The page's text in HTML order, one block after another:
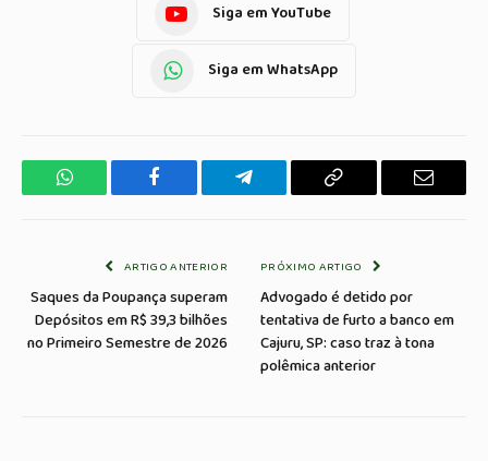
Siga em YouTube
Siga em WhatsApp
WhatsApp Facebook Telegrama Copiar
E-
ARTIGO ANTERIOR
Saques da Poupança superam
Depósitos em R$ 39,3 bilhões
no Primeiro Semestre de 2026
PRÓXIMO ARTIGO
Advogado é detido por
tentativa de furto a banco em
Cajuru, SP: caso traz à tona
polêmica anterior